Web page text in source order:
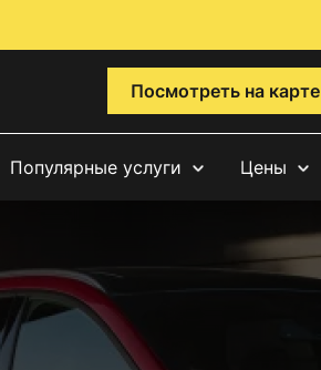
Посмотреть на карте
Популярные услуги Цены